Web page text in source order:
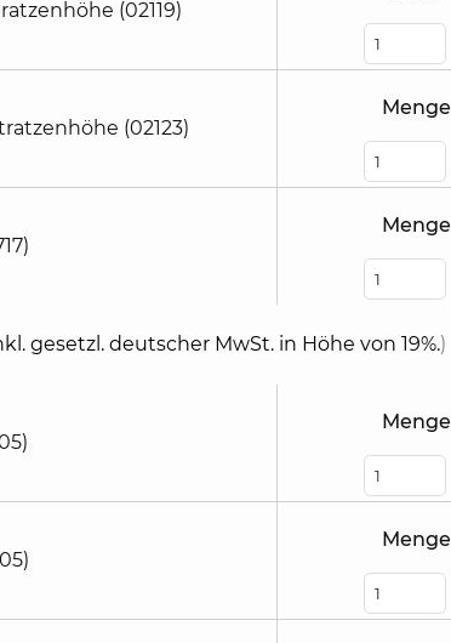
(02119)
(02123)
Menge
Menge
gesetzl. deutscher MwSt. in Höhe von 19%.)
Menge
Menge